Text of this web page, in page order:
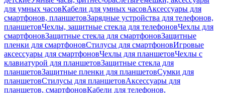
для умных часовКабели для умных часовАксессуары для
смартфонов, планшетовЗарядные устройства для телефонов,
планшетовЧехлы, защитные стекла для телефоновЧехлы для
смартфоновЗащитные стекла для смартфоновЗащитные
пленки для смартфоновСтилусы для смартфоновИгровые
аксессуары для смартфоновЧехлы для планшетовЧехлы с
клавиатурой для планшетовЗащитные стекла для
планшетовЗащитные пленки для планшетовСумки для
планшетовСтилусы для планшетовАксессуары для
планшетов, смартфоновКабели для телефонов,